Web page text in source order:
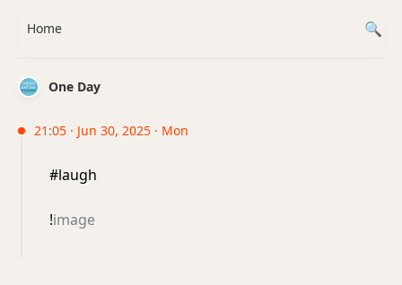
One Day
21:05 · Jun 30, 2025 · Mon
#laugh
!image
Home